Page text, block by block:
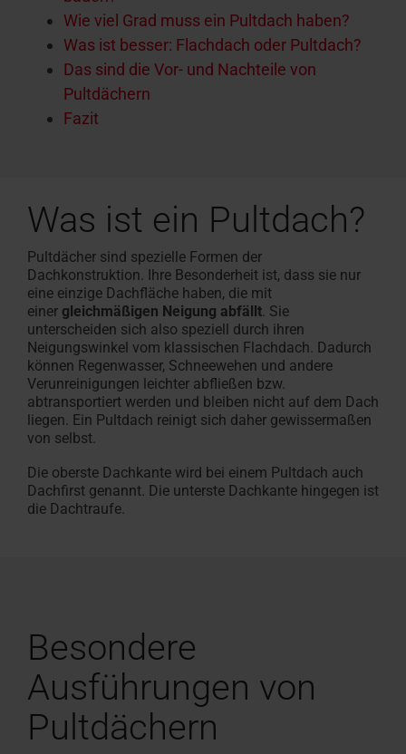
Wie viel Grad muss ein Pultdach haben?
Was ist besser: Flachdach oder Pultdach?
Das sind die Vor- und Nachteile von
Pultdächern
Fazit
Was ist ein Pultdach?
Pultdächer sind spezielle Formen der
Dachkonstruktion. Ihre Besonderheit ist, dass sie nur
eine einzige Dachfläche haben, die mit
einer gleichmäßigen Neigung abfällt. Sie
unterscheiden sich also speziell durch ihren
Neigungswinkel vom klassischen Flachdach. Dadurch
können Regenwasser, Schneewehen und andere
Verunreinigungen leichter abfließen bzw.
abtransportiert werden und bleiben nicht auf dem Dach
liegen. Ein Pultdach reinigt sich daher gewissermaßen
von selbst.
Die oberste Dachkante wird bei einem Pultdach auch
Dachfirst genannt. Die unterste Dachkante hingegen ist
die Dachtraufe.
Besondere
Ausführungen von
Pultdächern